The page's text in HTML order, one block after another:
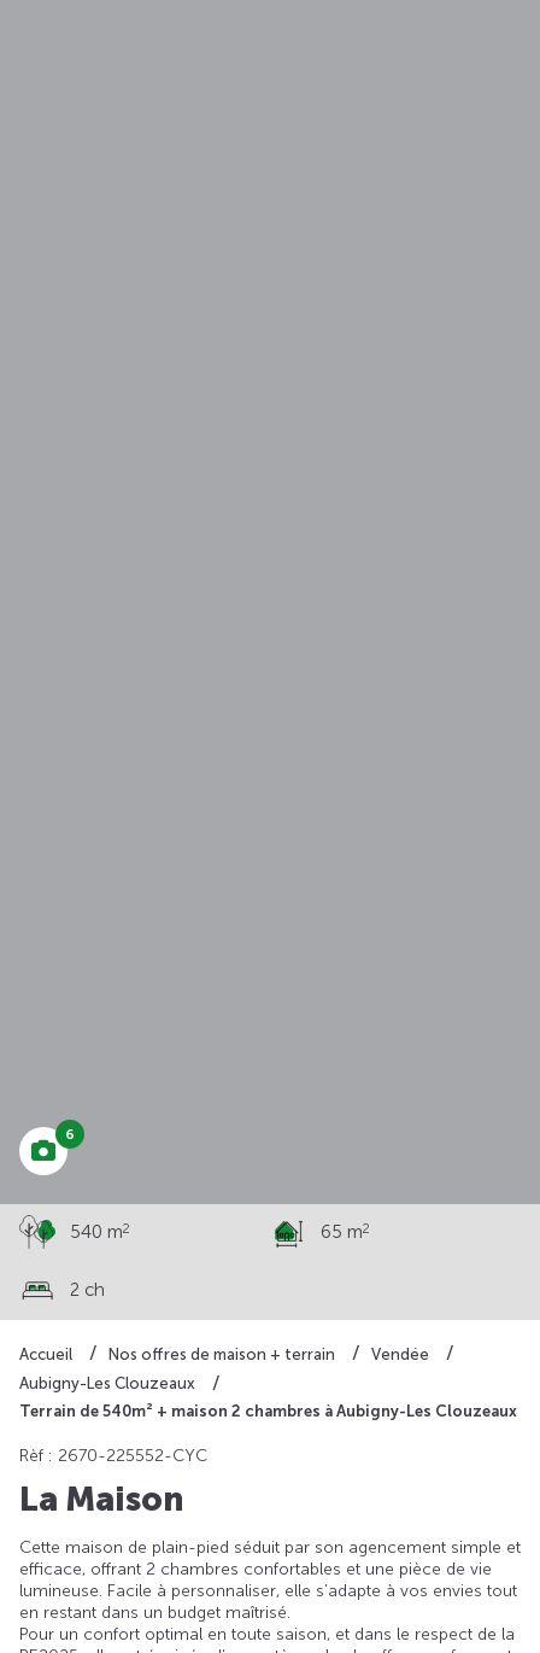
Accueil Nos offres de maison + terrain
Vendée
Aubigny-Les Clouzeaux
Terrain de 540m² + maison 2 chambres à Aubigny-Les Clouzeaux
6
540 m2 65 m2
2 ch
Rèf : 2670-225552-CYC
La Maison
Cette maison de plain-pied séduit par son agencement simple et
efficace, offrant 2 chambres confortables et une pièce de vie
lumineuse. Facile à personnaliser, elle s’adapte à vos envies tout
en restant dans un budget maîtrisé.
Pour un confort optimal en toute saison, et dans le respect de la